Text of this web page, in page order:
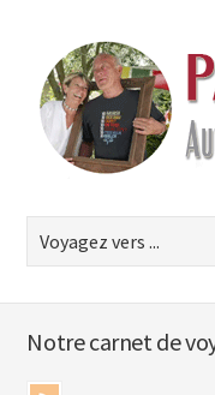
Notre carnet de